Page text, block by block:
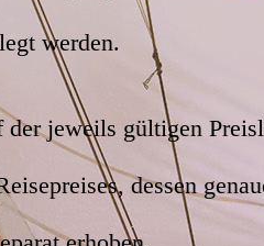
werden.
jeweils gültigen
dessen